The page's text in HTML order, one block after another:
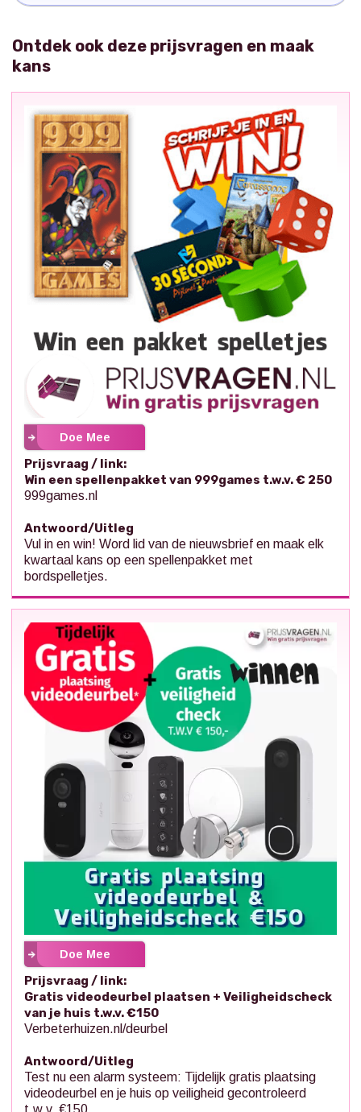
Ontdek ook deze prijsvragen en maak
kans
Doe Mee
Prijsvraag / link:
Win een spellenpakket van 999games t.w.v. € 250
999games.nl
Antwoord/Uitleg
Vul in en win! Word lid van de nieuwsbrief en maak elk
kwartaal kans op een spellenpakket met
bordspelletjes.
Doe Mee
Prijsvraag / link:
Gratis videodeurbel plaatsen + Veiligheidscheck
van je huis t.w.v. €150
Verbeterhuizen.nl/deurbel
Antwoord/Uitleg
Test nu een alarm systeem: Tijdelijk gratis plaatsing
videodeurbel en je huis op veiligheid gecontroleerd